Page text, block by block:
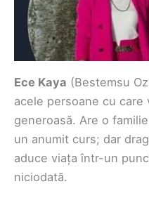
Ece Kaya (Bestemsu
acele persoane cu care
generoasă. Are o
un anumit curs; dar
aduce viața într-un
niciodată.